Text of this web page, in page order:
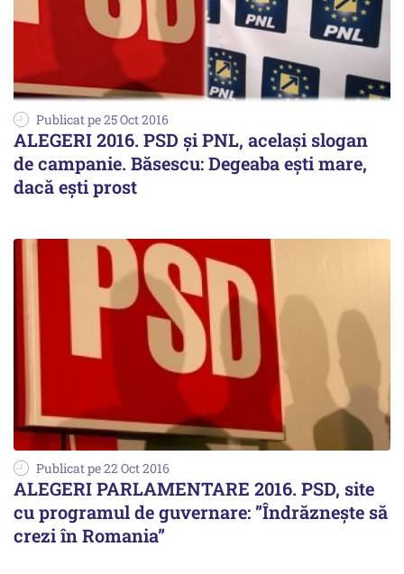
Publicat pe 25 Oct 2016
ALEGERI 2016. PSD și PNL, același slogan
de campanie. Băsescu: Degeaba ești mare,
dacă ești prost
Publicat pe 22 Oct 2016
ALEGERI PARLAMENTARE 2016. PSD, site
cu programul de guvernare: ”Îndrăznește să
crezi în Romania”